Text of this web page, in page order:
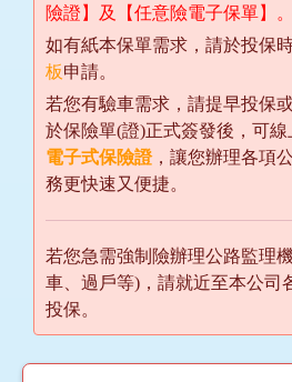
險證】及【任意險電子保單】。
如有紙本保單需求，請於投保
板申請。
若您有驗車需求，請提早投保
於保險單(證)正式簽發後，可線
電子式保險證，讓您辦理各項
務更快速又便捷。
若您急需強制險辦理公路監理
車、過戶等)，請就近至本公司
投保。